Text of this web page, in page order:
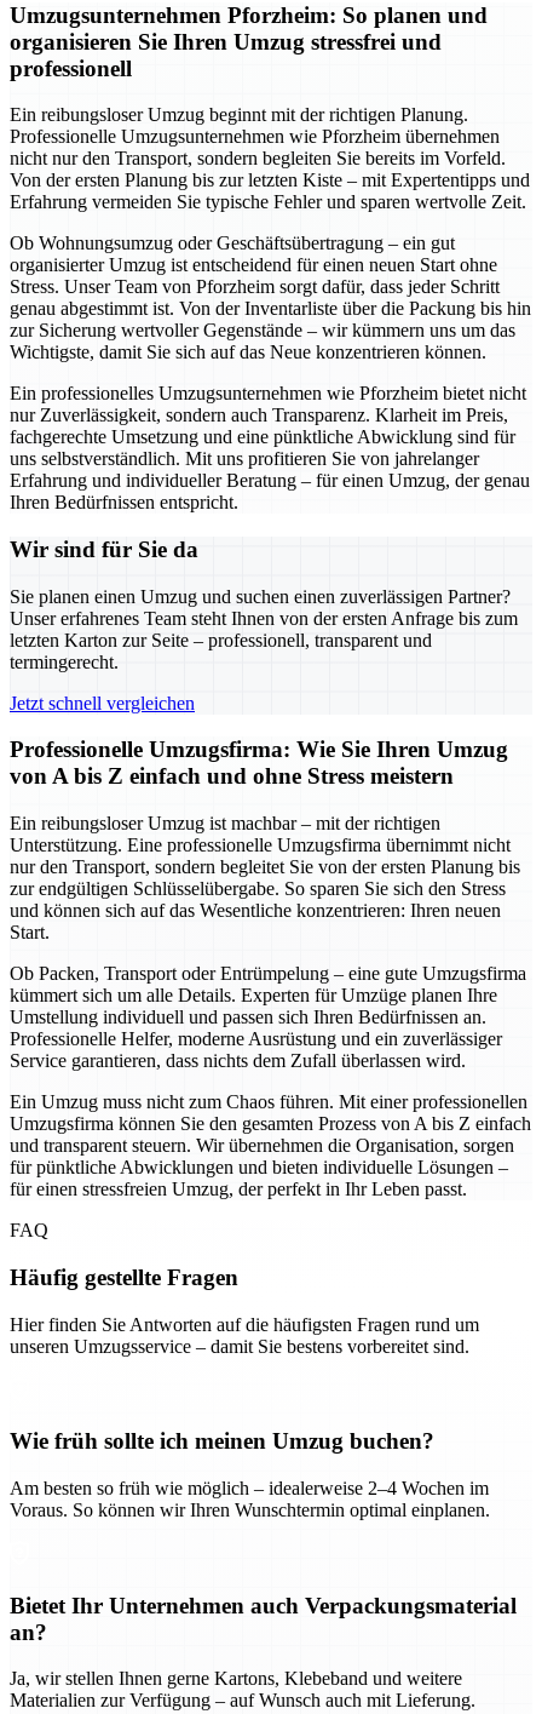
Umzugsunternehmen Pforzheim: So planen und
organisieren Sie Ihren Umzug stressfrei und
professionell
Ein reibungsloser Umzug beginnt mit der richtigen Planung.
Professionelle Umzugsunternehmen wie Pforzheim übernehmen
nicht nur den Transport, sondern begleiten Sie bereits im Vorfeld.
Von der ersten Planung bis zur letzten Kiste – mit Expertentipps und
Erfahrung vermeiden Sie typische Fehler und sparen wertvolle Zeit.
Ob Wohnungsumzug oder Geschäftsübertragung – ein gut
organisierter Umzug ist entscheidend für einen neuen Start ohne
Stress. Unser Team von Pforzheim sorgt dafür, dass jeder Schritt
genau abgestimmt ist. Von der Inventarliste über die Packung bis hin
zur Sicherung wertvoller Gegenstände – wir kümmern uns um das
Wichtigste, damit Sie sich auf das Neue konzentrieren können.
Ein professionelles Umzugsunternehmen wie Pforzheim bietet nicht
nur Zuverlässigkeit, sondern auch Transparenz. Klarheit im Preis,
fachgerechte Umsetzung und eine pünktliche Abwicklung sind für
uns selbstverständlich. Mit uns profitieren Sie von jahrelanger
Erfahrung und individueller Beratung – für einen Umzug, der genau
Ihren Bedürfnissen entspricht.
Wir sind für Sie da
Sie planen einen Umzug und suchen einen zuverlässigen Partner?
Unser erfahrenes Team steht Ihnen von der ersten Anfrage bis zum
letzten Karton zur Seite – professionell, transparent und
termingerecht.
Jetzt schnell vergleichen
Professionelle Umzugsfirma: Wie Sie Ihren Umzug
von A bis Z einfach und ohne Stress meistern
Ein reibungsloser Umzug ist machbar – mit der richtigen
Unterstützung. Eine professionelle Umzugsfirma übernimmt nicht
nur den Transport, sondern begleitet Sie von der ersten Planung bis
zur endgültigen Schlüsselübergabe. So sparen Sie sich den Stress
und können sich auf das Wesentliche konzentrieren: Ihren neuen
Start.
Ob Packen, Transport oder Entrümpelung – eine gute Umzugsfirma
kümmert sich um alle Details. Experten für Umzüge planen Ihre
Umstellung individuell und passen sich Ihren Bedürfnissen an.
Professionelle Helfer, moderne Ausrüstung und ein zuverlässiger
Service garantieren, dass nichts dem Zufall überlassen wird.
Ein Umzug muss nicht zum Chaos führen. Mit einer professionellen
Umzugsfirma können Sie den gesamten Prozess von A bis Z einfach
und transparent steuern. Wir übernehmen die Organisation, sorgen
für pünktliche Abwicklungen und bieten individuelle Lösungen –
für einen stressfreien Umzug, der perfekt in Ihr Leben passt.
FAQ
Häufig gestellte Fragen
Hier finden Sie Antworten auf die häufigsten Fragen rund um
unseren Umzugsservice – damit Sie bestens vorbereitet sind.
Wie früh sollte ich meinen Umzug buchen?
Am besten so früh wie möglich – idealerweise 2–4 Wochen im
Voraus. So können wir Ihren Wunschtermin optimal einplanen.
Bietet Ihr Unternehmen auch Verpackungsmaterial
an?
Ja, wir stellen Ihnen gerne Kartons, Klebeband und weitere
Materialien zur Verfügung – auf Wunsch auch mit Lieferung.